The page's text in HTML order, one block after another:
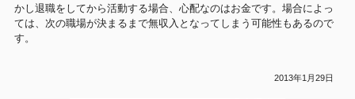
かし退職をしてから活動する場合、心配なのはお金です。場合によっ
ては、次の職場が決まるまで無収入となってしまう可能性もあるので
す。
2013年1月29日